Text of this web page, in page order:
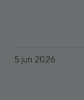
5 jun 2026